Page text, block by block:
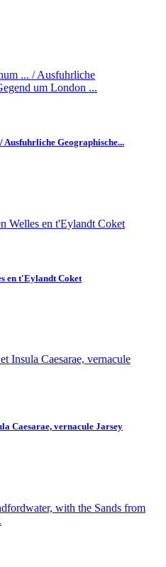
Ausfuhrliche Geographische...
en t'Eylandt Coket
Caesarae, vernacule Jarsey